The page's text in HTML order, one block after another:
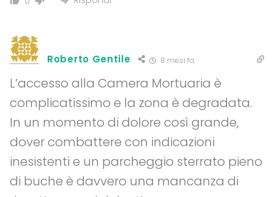
Roberto Gentile 8 mesi fa
L’accesso alla Camera Mortuaria è
complicatissimo e la zona è degradata.
In un momento di dolore così grande,
dover combattere con indicazioni
inesistenti e un parcheggio sterrato pieno
di buche è davvero una mancanza di